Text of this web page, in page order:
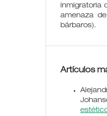
inmigratoria
amenaza
bárbaros).
Artículos